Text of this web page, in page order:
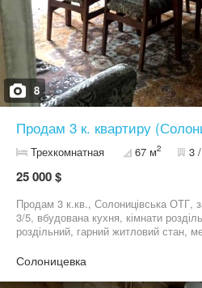
8
Продам 3 к. квартиру
Трехкомнатная 67 м2 3
25 000 $
Продам 3 к.кв., Солоницівська ОТГ,
3/5, вбудована кухня, кімнати
роздільний, гарний житловий стан,
Холодна гора 10хв.
Солоницевка